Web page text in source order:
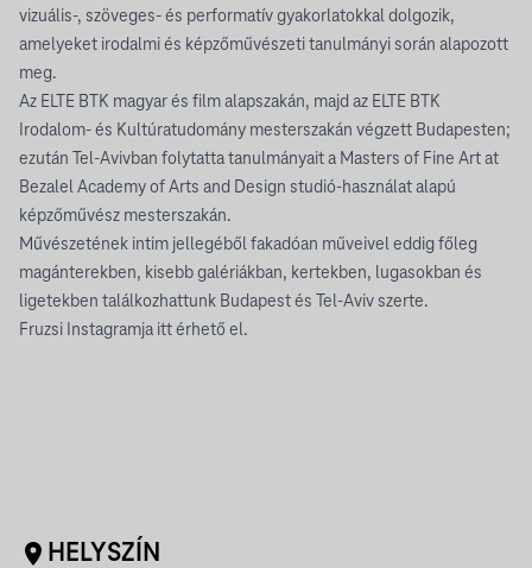
vizuális-, szöveges- és performatív gyakorlatokkal dolgozik,
amelyeket irodalmi és képzőművészeti tanulmányi során alapozott
meg.
Az ELTE BTK magyar és film alapszakán, majd az ELTE BTK
Irodalom- és Kultúratudomány mesterszakán végzett Budapesten;
ezután Tel-Avivban folytatta tanulmányait a Masters of Fine Art at
Bezalel Academy of Arts and Design studió-használat alapú
képzőművész mesterszakán.
Művészetének intim jellegéből fakadóan műveivel eddig főleg
magánterekben, kisebb galériákban, kertekben, lugasokban és
ligetekben találkozhattunk Budapest és Tel-Aviv szerte.
Fruzsi Instagramja ittérhető el.
HELYSZÍN